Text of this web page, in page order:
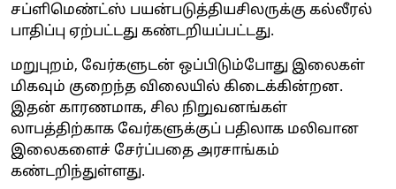
சப்ளிமெண்ட்ஸ் பயன்படுத்தியசிலருக்கு கல்லீரல்
பாதிப்பு ஏற்பட்டது கண்டறியப்பட்டது.
மறுபுறம், வேர்களுடன் ஒப்பிடும்போது இலைகள்
மிகவும் குறைந்த விலையில் கிடைக்கின்றன.
இதன் காரணமாக, சில நிறுவனங்கள்
லாபத்திற்காக வேர்களுக்குப் பதிலாக மலிவான
இலைகளைச் சேர்ப்பதை அரசாங்கம்
கண்டறிந்துள்ளது.